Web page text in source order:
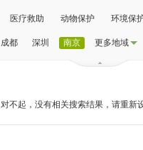
医疗救助 动物保护 环境保
成都 深圳 南京 更多地域
对不起，没有相关搜索结果，请重新